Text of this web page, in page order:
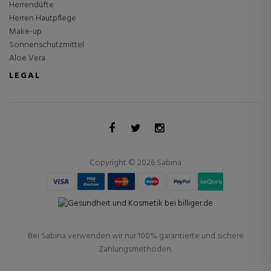
Herrendüfte
Herren Hautpflege
Make-up
Sonnenschutzmittel
Aloe Vera
LEGAL
Copyright © 2026 Sabina
Bei Sabina verwenden wir nur 100% garantierte und sichere
Zahlungsmethoden.